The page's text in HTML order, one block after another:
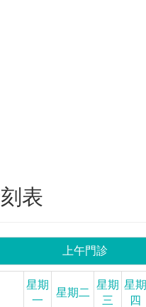
刻表
上午門診
星期
一
星期二
星期
三
星期
四